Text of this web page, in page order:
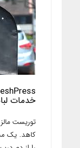
خدمات
توریست
کاهد. یک